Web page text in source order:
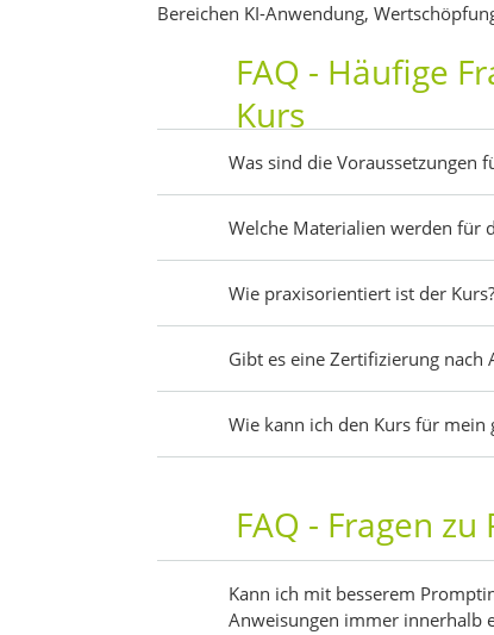
Bereichen KI-Anwendung,
FAQ - Häufige
Kurs
Was sind die Voraussetzungen
Welche Materialien werden für
Wie praxisorientiert ist der Kurs?
Gibt es eine Zertifizierung nach
Wie kann ich den Kurs für mein
FAQ - Fragen
Kann ich mit besserem
Anweisungen immer innerhalb